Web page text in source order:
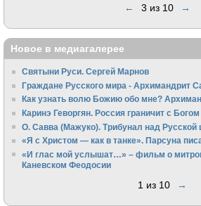
← 3 из 10 →
Новое в медиагалерее
Святыни Руси. Сергей Марнов
Граждане Русского мира - Архимандрит
Как узнать волю Божию обо мне?
Каринэ Геворгян. Россия граничит с Богом
О. Савва (Мажуко). Трибунал над Русской
«Я с Христом — как в танке». Парсуна
«И глас мой услышат…» – фильм о
Каневском Феодосии
1 из 10 →